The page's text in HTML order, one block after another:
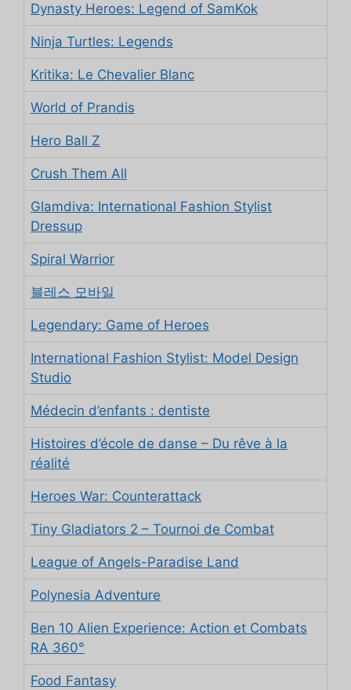
Dynasty Heroes: Legend of SamKok
Ninja Turtles: Legends
Kritika: Le Chevalier Blanc
World of Prandis
Hero Ball Z
Crush Them All
Glamdiva: International Fashion Stylist
Dressup
Spiral Warrior
블레스 모바일
Legendary: Game of Heroes
International Fashion Stylist: Model Design
Studio
Médecin d’enfants : dentiste
Histoires d’école de danse – Du rêve à la
réalité
Heroes War: Counterattack
Tiny Gladiators 2 – Tournoi de Combat
League of Angels-Paradise Land
Polynesia Adventure
Ben 10 Alien Experience: Action et Combats
RA 360°
Food Fantasy